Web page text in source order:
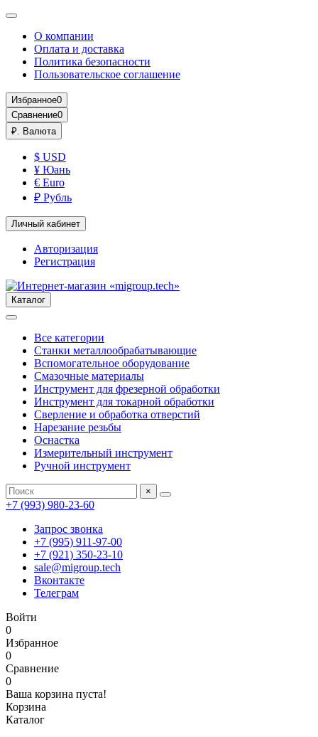
О компании
Оплата и доставка
Политика безопасности
Пользовательское соглашение
Избранное0
Сравнение0
₽. Валюта
$ USD
¥ Юань
€ Euro
₽ Рубль
Личный кабинет
Авторизация
Регистрация
Каталог
Все категории
Станки металлообрабатывающие
Вспомогательное оборудование
Смазочные материалы
Инструмент для фрезерной обработки
Инструмент для токарной обработки
Сверление и обработка отверстий
Нарезание резьбы
Оснастка
Измерительный инструмент
Ручной инструмент
×
+7 (993) 980-23-60
Запрос звонка
+7 (995) 911-97-00
+7 (921) 350-23-10
sale@migroup.tech
Вконтакте
Телеграм
Войти
0
Избранное
0
Сравнение
0
Ваша корзина пуста!
Корзина
Каталог